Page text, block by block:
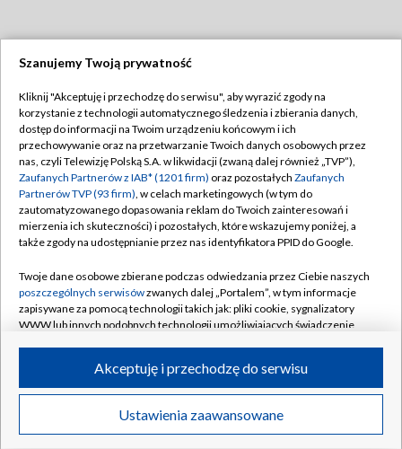
TVP
Abonament TVP
Emisja w TVP
Centrum informacji TVP
Naziemna Telewizja Cyfrowa
Rada Programowa
System NOS
Informacje o nadawcy
Program dla prasy
Ogłoszenie przetargowe
Regulamin TVP
Polityka prywatności
Moje zgody
Pomoc
Kontakt
Kanały
©2026 Telewizja Polska S.A. w likwidacji
Szanujemy Twoją prywatność
Kliknij "Akceptuję i przechodzę do serwisu", aby wyrazić zgody na
korzystanie z technologii automatycznego śledzenia i zbierania danych,
dostęp do informacji na Twoim urządzeniu końcowym i ich
przechowywanie oraz na przetwarzanie Twoich danych osobowych przez
nas, czyli Telewizję Polską S.A. w likwidacji (zwaną dalej również „TVP”),
Zaufanych Partnerów z IAB* (1201 firm) oraz pozostałych Zaufanych
Partnerów TVP (93 firm), w celach marketingowych (w tym do
zautomatyzowanego dopasowania reklam do Twoich zainteresowań i
mierzenia ich skuteczności) i pozostałych, które wskazujemy poniżej, a
także zgody na udostępnianie przez nas identyfikatora PPID do Google.
Twoje dane osobowe zbierane podczas odwiedzania przez Ciebie naszych
poszczególnych serwisówzwanych dalej „Portalem”, w tym informacje
zapisywane za pomocą technologii takich jak: pliki cookie, sygnalizatory
WWW lub innych podobnych technologii umożliwiających świadczenie
ruchu w Internecie.
Twoje dane osobowe zbierane podczas odwiedzania przez Ciebie
poszczególnych serwisówna Portalu, takie jak adresy IP, identyfikatory
Ustawienia zaawansowane
Akceptuję i przechodzę do serwisu